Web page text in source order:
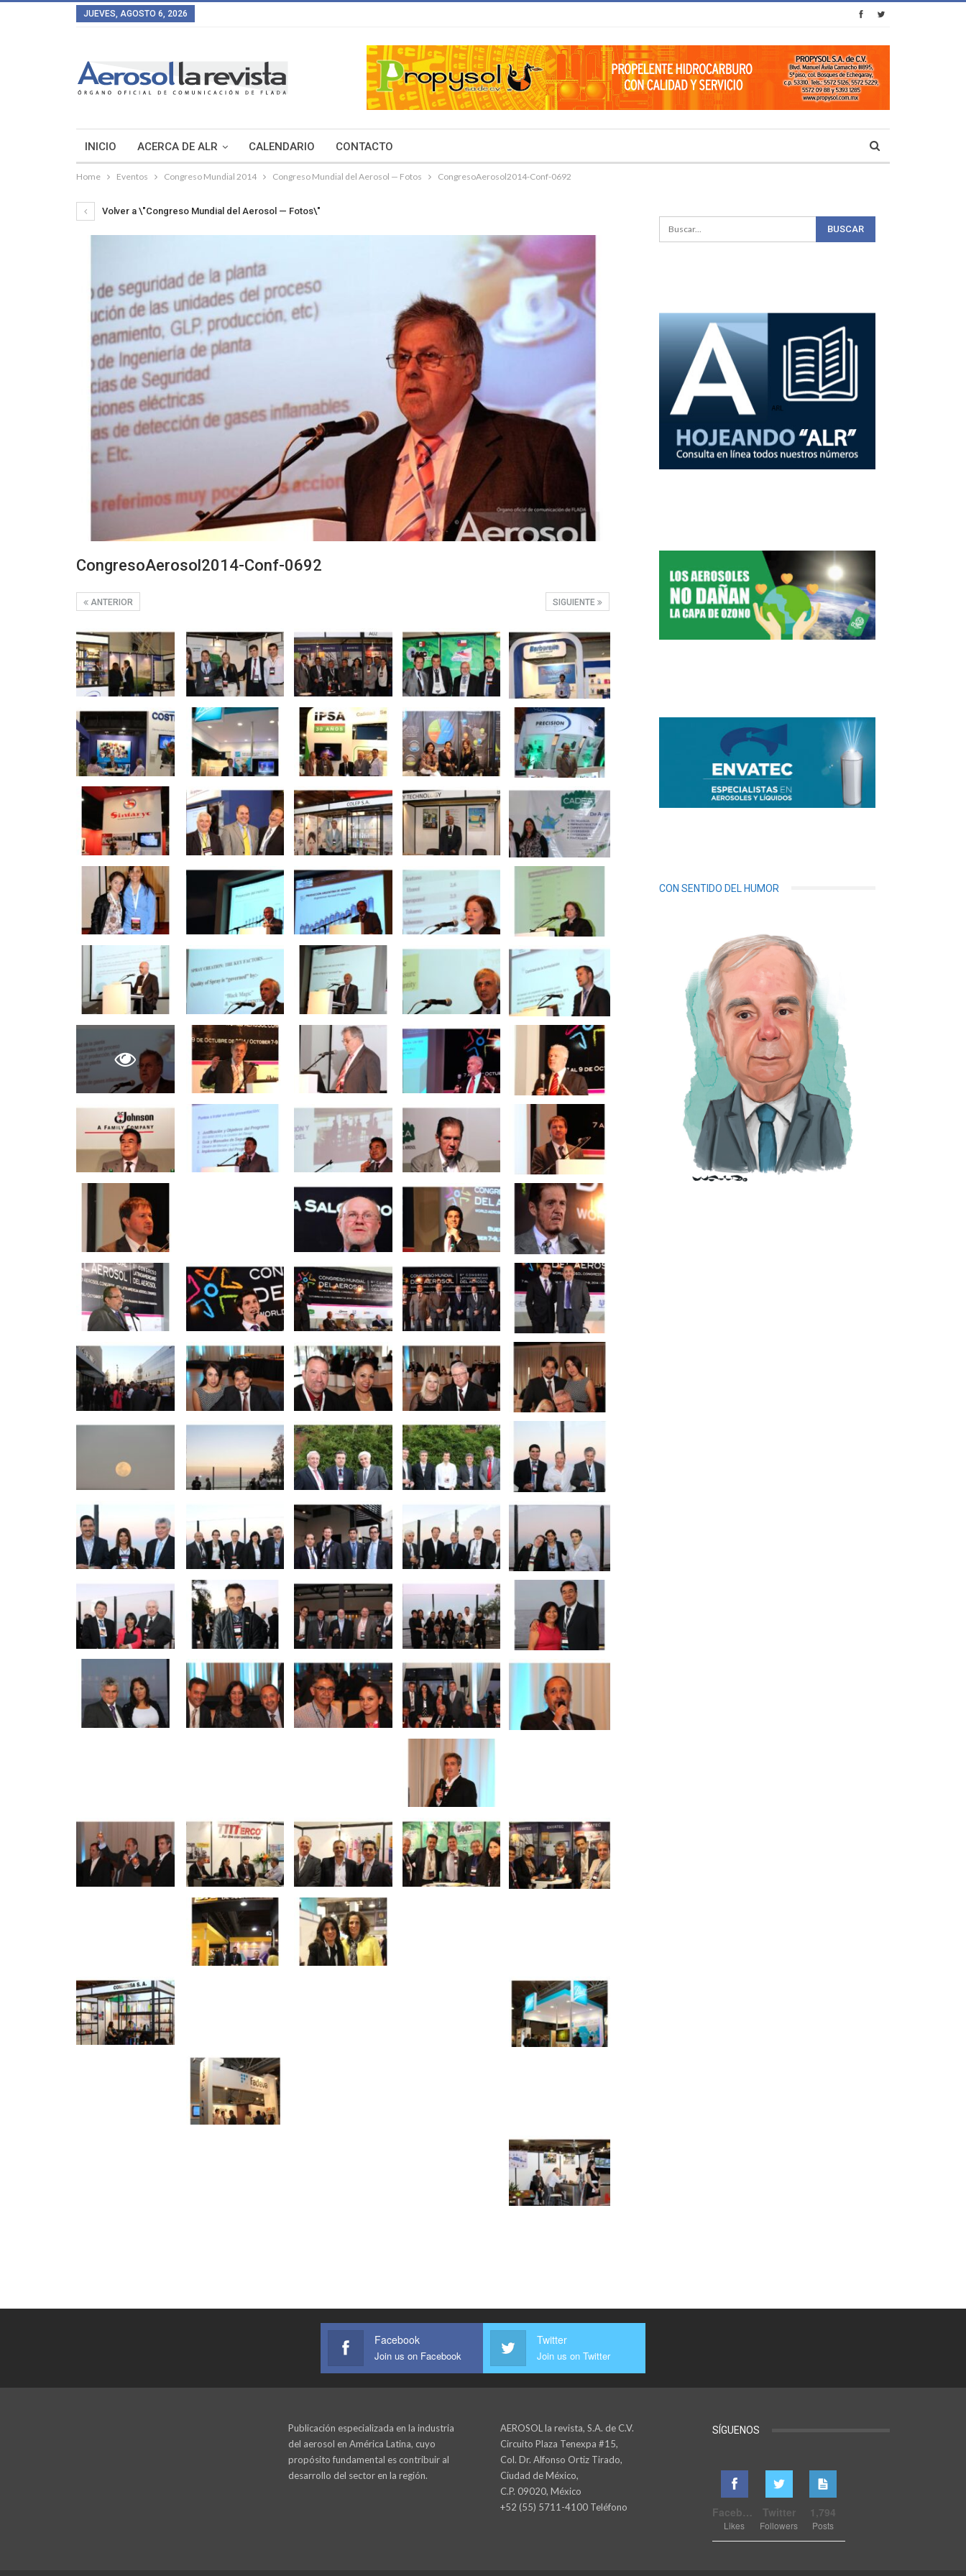
JUEVES, AGOSTO 6, 2026
INICIO ACERCA DE ALR CALENDARIO CONTACTO
Home Eventos Congreso Mundial 2014 Congreso Mundial del Aerosol — Fotos CongresoAerosol2014-Conf-0692
Volver a \"Congreso Mundial del Aerosol — Fotos\"
CongresoAerosol2014-Conf-0692
SIGUIENTE
ANTERIOR
CON SENTIDO DEL HUMOR
Facebook
Join us on Facebook
Twitter
Join us on Twitter
Publicación especializada en la industria
del aerosol en América Latina, cuyo
propósito fundamental es contribuir al
desarrollo del sector en la región.
AEROSOL la revista, S.A. de C.V.
Circuito Plaza Tenexpa #15,
Col. Dr. Alfonso Ortiz Tirado,
Ciudad de México,
C.P. 09020, México
+52 (55) 5711-4100 Teléfono
SÍGUENOS
Facebook
Likes
Twitter
Followers
1,794
Posts